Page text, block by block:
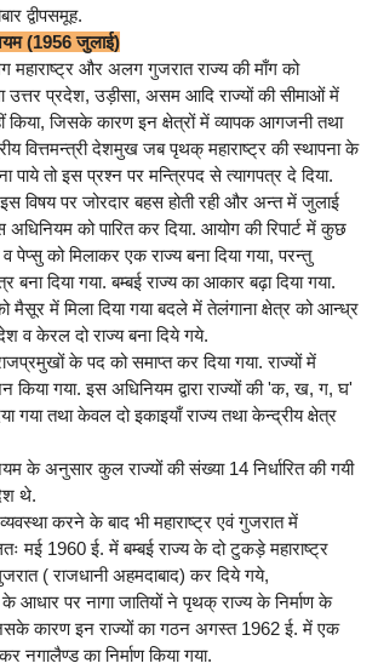
द्वीपसमूह.
(1956 जुलाई)
और अलग गुजरात राज्य की माँग को
उत्तर प्रदेश, उड़ीसा, असम आदि राज्यों की सीमाओं में
किया, जिसके कारण इन क्षेत्रों में व्यापक आगजनी तथा
वित्तमन्त्री देशमुख जब पृथक् महाराष्ट्र की स्थापना के
पाये तो इस प्रश्न पर मन्त्रिपद से त्यागपत्र दे दिया.
विषय पर जोरदार बहस होती रही और अन्त में जुलाई
को पारित कर दिया. आयोग की रिपार्ट में कुछ
पेप्सु को मिलाकर एक राज्य बना दिया गया, परन्तु
बना दिया गया. बम्बई राज्य का आकार बढ़ा दिया गया.
मैसूर में मिला दिया गया बदले में तेलंगाना क्षेत्र को आन्ध्र
व केरल दो राज्य बना दिये गये.
के पद को समाप्त कर दिया गया. राज्यों में
गया. इस अधिनियम द्वारा राज्यों की 'क, ख, ग, घ'
गया तथा केवल दो इकाइयाँ राज्य तथा केन्द्रीय क्षेत्र
के अनुसार कुल राज्यों की संख्या 14 निर्धारित की गयी
थे.
करने के बाद भी महाराष्ट्र एवं गुजरात में
मई 1960 ई. में बम्बई राज्य के दो टुकड़े महाराष्ट्र
( राजधानी अहमदाबाद) कर दिये गये,
आधार पर नागा जातियों ने पृथक् राज्य के निर्माण के
कारण इन राज्यों का गठन अगस्त 1962 ई. में एक
नगालैण्ड का निर्माण किया गया.